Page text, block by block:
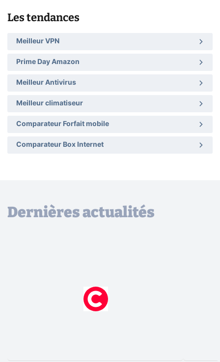
Les tendances
Meilleur VPN
Prime Day Amazon
Meilleur Antivirus
Meilleur climatiseur
Comparateur Forfait mobile
Comparateur Box Internet
Dernières actualités